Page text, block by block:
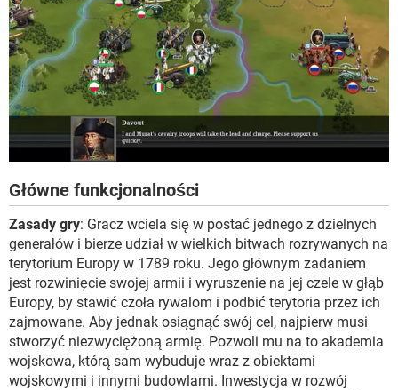
Główne funkcjonalności
Zasady gry: Gracz wciela się w postać jednego z dzielnych
generałów i bierze udział w wielkich bitwach rozrywanych na
terytorium Europy w 1789 roku. Jego głównym zadaniem
jest rozwinięcie swojej armii i wyruszenie na jej czele w głąb
Europy, by stawić czoła rywalom i podbić terytoria przez ich
zajmowane. Aby jednak osiągnąć swój cel, najpierw musi
stworzyć niezwyciężoną armię. Pozwoli mu na to akademia
wojskowa, którą sam wybuduje wraz z obiektami
wojskowymi i innymi budowlami. Inwestycja w rozwój